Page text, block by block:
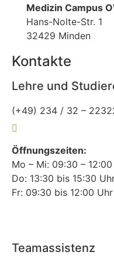
Medizin Campus
Hans-Nolte-Str. 1
32429 Minden
Kontakte
Lehre und
(+49) 234 / 32 –
Öffnungszeiten:
Mo – Mi: 09:30 –
Do: 13:30 bis 15:30
Fr: 09:30 bis 12:00 Uhr
Teamassistenz